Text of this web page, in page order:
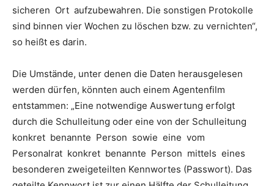
sicheren Ort aufzubewahren. Die sonstigen Protokolle
sind binnen vier Wochen zu löschen bzw. zu vernichten“,
so heißt es darin.
Die Umstände, unter denen die Daten herausgelesen
werden dürfen, könnten auch einem Agentenfilm
entstammen: „Eine notwendige Auswertung erfolgt
durch die Schulleitung oder eine von der Schulleitung
konkret benannte Person sowie eine vom
Personalrat konkret benannte Person mittels eines
besonderen zweigeteilten Kennwortes (Passwort). Das